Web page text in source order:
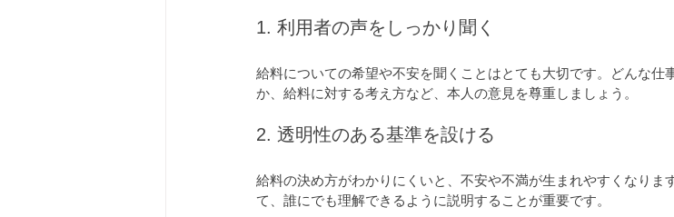
1. 利用者の声をしっかり聞く
給料についての希望や不安を聞くことはとても大切です。どんな仕
か、給料に対する考え方など、本人の意見を尊重しましょう。
2. 透明性のある基準を設ける
給料の決め方がわかりにくいと、不安や不満が生まれやすくなりま
て、誰にでも理解できるように説明することが重要です。